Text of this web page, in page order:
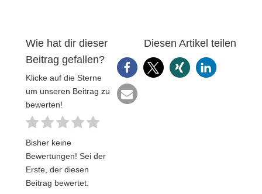
Wie hat dir dieser
Beitrag gefallen?
Klicke auf die Sterne
um unseren Beitrag zu
bewerten!
Bisher keine
Bewertungen! Sei der
Erste, der diesen
Beitrag bewertet.
Diesen Artikel teilen